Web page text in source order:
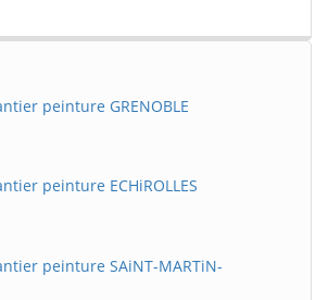
peinture GRENOBLE
peinture ECHiROLLES
peinture SAiNT-MARTiN-